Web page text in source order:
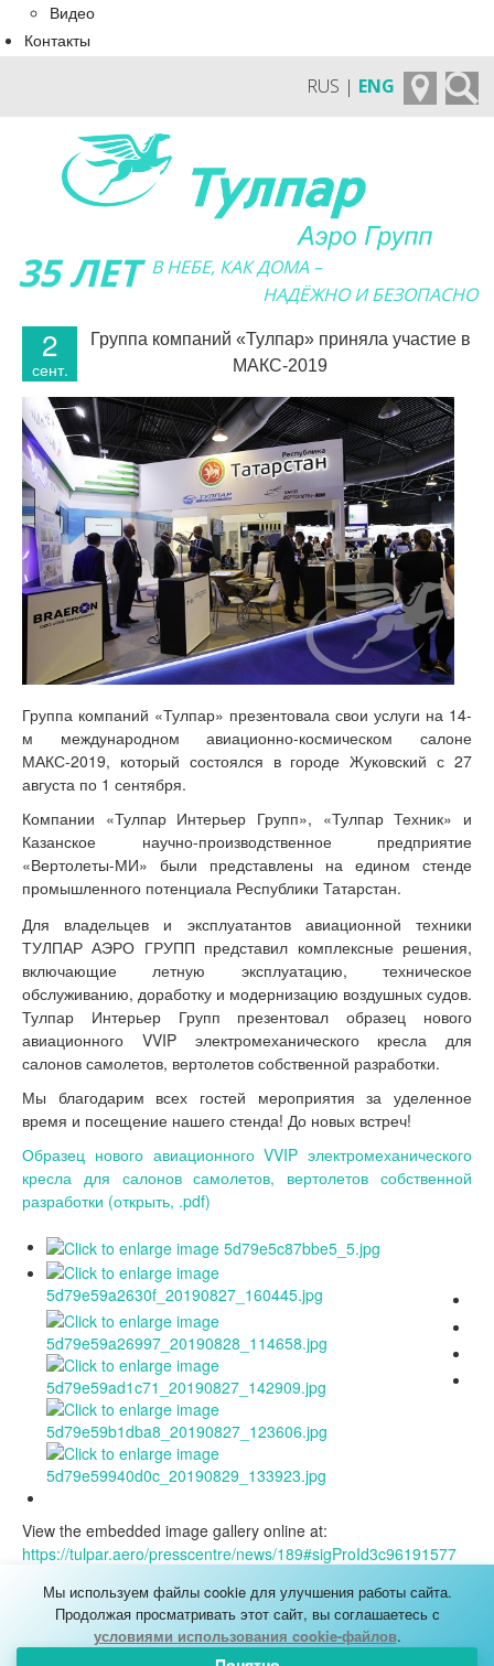
Видео
Контакты
RUS | ENG
35 ЛЕТ В НЕБЕ, КАК ДОМА –
НАДЁЖНО И БЕЗОПАСНО
2
сент.
Группа компаний «Тулпар» приняла участие в
МАКС-2019
Группа компаний «Тулпар» презентовала свои услуги на 14-
м международном авиационно-космическом салоне
МАКС-2019, который состоялся в городе Жуковский с 27
августа по 1 сентября.
Компании «Тулпар Интерьер Групп», «Тулпар Техник» и
Казанское научно-производственное предприятие
«Вертолеты-МИ» были представлены на едином стенде
промышленного потенциала Республики Татарстан.
Для владельцев и эксплуатантов авиационной техники
ТУЛПАР АЭРО ГРУПП представил комплексные решения,
включающие летную эксплуатацию, техническое
обслуживанию, доработку и модернизацию воздушных судов.
Тулпар Интерьер Групп презентовал образец нового
авиационного VVIP электромеханического кресла для
салонов самолетов, вертолетов собственной разработки.
Мы благодарим всех гостей мероприятия за уделенное
время и посещение нашего стенда! До новых встреч!
Образец нового авиационного VVIP электромеханического
кресла для салонов самолетов, вертолетов собственной
разработки (открыть, .pdf)
View the embedded image gallery online at:
https://tulpar.aero/presscentre/news/189#sigProId3c96191577
КАРТА САЙТА
© УК «Тулпар Аэро Групп» 1991-2026
Информация о соблюдении авторских прав
Мы используем файлы cookie для улучшения работы сайта.
Продолжая просматривать этот сайт, вы соглашаетесь с
условиями использования cookie-файлов.